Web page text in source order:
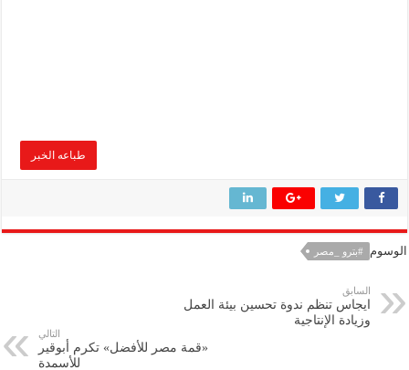
طباعه الخبر
الوسوم #بترو _مصر
السابق
ايجاس تنظم ندوة تحسين بيئة العمل
وزيادة الإنتاجية
التالي
«قمة مصر للأفضل» تكرم أبوقير
للأسمدة